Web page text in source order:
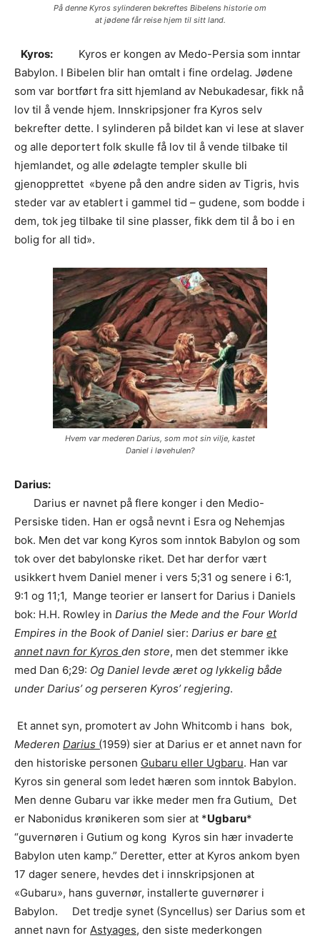
På denne Kyros sylinderen bekreftes Bibelens historie om
at jødene får reise hjem til sitt land.
Kyros:
Kyros er kongen av Medo-Persia som inntar
Babylon. I Bibelen blir han omtalt i fine ordelag. Jødene
som var bortført fra sitt hjemland av Nebukadesar, fikk nå
lov til å vende hjem. Innskripsjoner fra Kyros selv
bekrefter dette. I sylinderen på bildet kan vi lese at slaver
og alle deportert folk skulle få lov til å vende tilbake til
hjemlandet, og alle ødelagte templer skulle bli
gjenopprettet «byene på den andre siden av Tigris, hvis
steder var av etablert i gammel tid – gudene, som bodde i
dem, tok jeg tilbake til sine plasser, fikk dem til å bo i en
bolig for all tid».
Hvem var mederen Darius, som mot sin vilje, kastet
Daniel i løvehulen?
Darius:
Darius er navnet på flere konger i den Medio-
Persiske tiden. Han er også nevnt i Esra og Nehemjas
bok. Men det var kong Kyros som inntok Babylon og som
tok over det babylonske riket. Det har derfor vært
usikkert hvem Daniel mener i vers 5;31 og senere i 6:1,
9:1 og 11;1, Mange teorier er lansert for Darius i Daniels
bok: H.H. Rowley in Darius the Mede and the Four World
Empires in the Book of Daniel sier: Darius er bare et
annet navn for Kyros den store, men det stemmer ikke
med Dan 6;29: Og Daniel levde æret og lykkelig både
under Darius’ og perseren Kyros’ regjering.
Et annet syn, promotert av John Whitcomb i hans bok,
Mederen Darius (1959) sier at Darius er et annet navn for
den historiske personen Gubaru eller Ugbaru. Han var
Kyros sin general som ledet hæren som inntok Babylon.
Men denne Gubaru var ikke meder men fra Gutium. Det
er Nabonidus krønikeren som sier at *Ugbaru*
“guvernøren i Gutium og kong Kyros sin hær invaderte
Babylon uten kamp.” Deretter, etter at Kyros ankom byen
17 dager senere, hevdes det i innskripsjonen at
«Gubaru», hans guvernør, installerte guvernører i
Babylon. Det tredje synet (Syncellus) ser Darius som et
annet navn for Astyages, den siste mederkongen